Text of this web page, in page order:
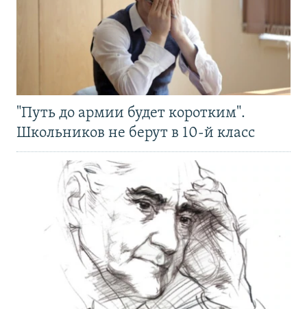
"Путь до армии будет коротким".
Школьников не берут в 10-й класс